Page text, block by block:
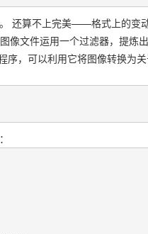
还算不上完美——格式上的变
像文件运用一个过滤器，提
，可以利用它将图像转换为